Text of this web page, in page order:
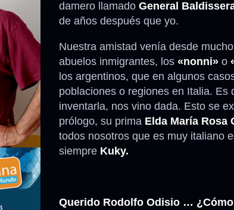
Personajes
Deporte
Radio – Televisión – Cine
Turismo
Anécdotas
damero llamado General
de años después que yo.
Nuestra amistad venía desde
abuelos inmigrantes, los «nonni»o
los argentinos, que en algunos
poblaciones o regiones en Italia. Es
inventarla, nos vino dada. Esto se
prólogo, su prima Elda María Rosa
todos nosotros que es muy italiano
siempre Kuky.
Querido Rodolfo Odisio …